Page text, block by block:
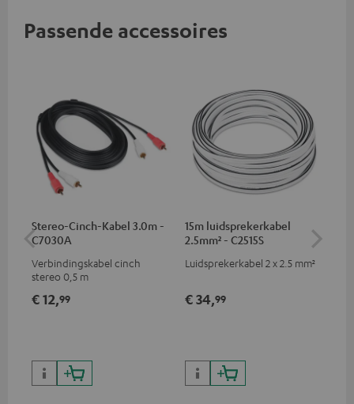
Passende accessoires
Stereo-Cinch-Kabel 3.0m -
C7030A
Verbindingskabel cinch
stereo 0,5 m
€ 12,99
15m luidsprekerkabel
2.5mm² - C2515S
Luidsprekerkabel 2 x 2.5 mm²
€ 34,99